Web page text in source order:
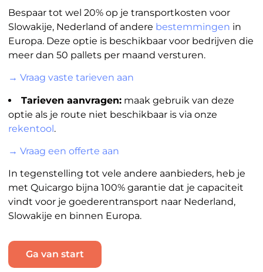
Bespaar tot wel 20% op je transportkosten voor
Slowakije, Nederland of andere bestemmingen in
Europa. Deze optie is beschikbaar voor bedrijven die
meer dan 50 pallets per maand versturen.
→ Vraag vaste tarieven aan
Tarieven aanvragen:maak gebruik van deze
optie als je route niet beschikbaar is via onze
rekentool.
→ Vraag een offerte aan
In tegenstelling tot vele andere aanbieders, heb je
met Quicargo bijna 100% garantie dat je capaciteit
vindt voor je goederentransport naar Nederland,
Slowakije en binnen Europa.
Ga van start